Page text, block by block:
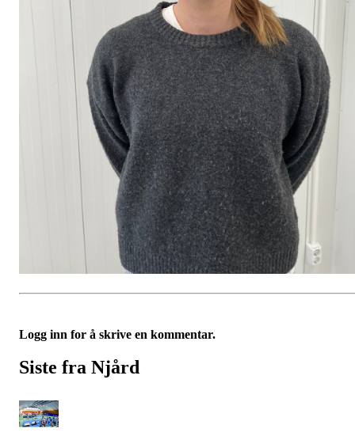
Logg inn for å skrive en kommentar.
Siste fra Njård